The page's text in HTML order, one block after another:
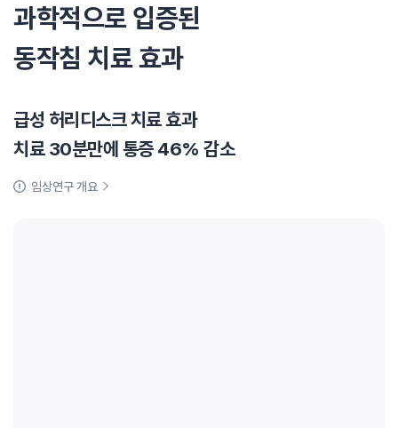
과학적으로 입증된
동작침 치료 효과
급성 허리디스크 치료 효과
치료 30분만에 통증 46% 감소
임상연구 개요